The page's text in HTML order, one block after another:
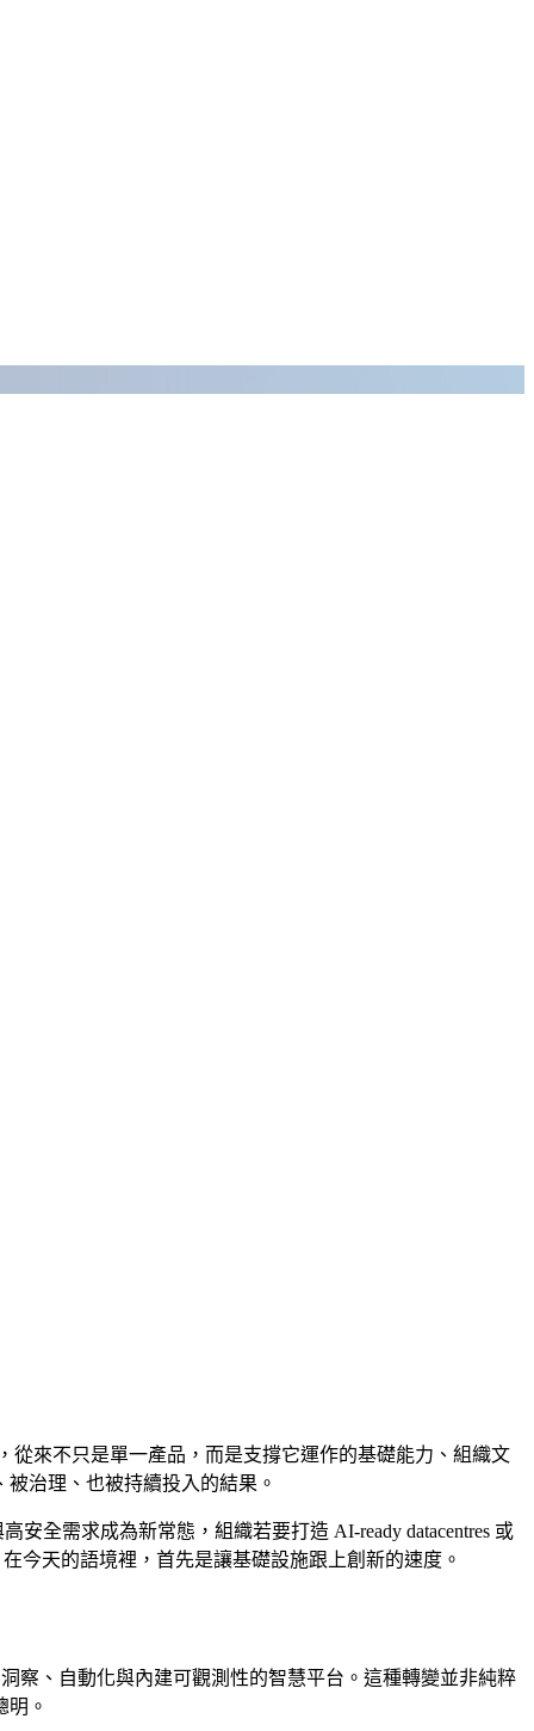
來不只是單一產品，而是支撐它運作的基礎能力、組織文
治理、也被持續投入的結果。
全需求成為新常態，組織若要打造 AI-ready datacentres 或
在今天的語境裡，首先是讓基礎設施跟上創新的速度。
察、自動化與內建可觀測性的智慧平台。這種轉變並非純粹
。